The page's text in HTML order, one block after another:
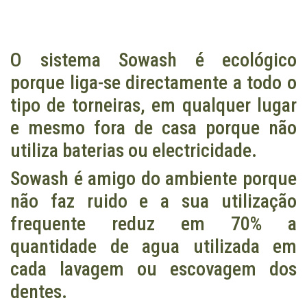
O sistema Sowash é ecológico
porque liga-se directamente a todo o
tipo de torneiras, em qualquer lugar
e mesmo fora de casa porque não
utiliza baterias ou electricidade.
Sowash é amigo do ambiente porque
não faz ruido e a sua utilização
frequente reduz em 70% a
quantidade de agua utilizada em
cada lavagem ou escovagem dos
dentes.